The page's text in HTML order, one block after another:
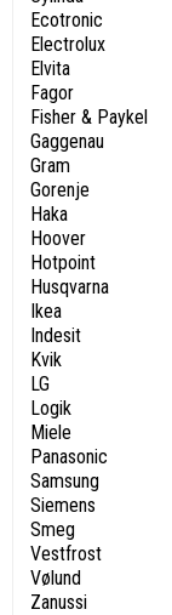
Ecotronic
Electrolux
Elvita
Fagor
Fisher & Paykel
Gaggenau
Gram
Gorenje
Haka
Hoover
Hotpoint
Husqvarna
Ikea
Indesit
Kvik
LG
Logik
Miele
Panasonic
Samsung
Siemens
Smeg
Vestfrost
Vølund
Zanussi